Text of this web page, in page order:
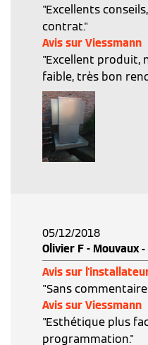
"Excellents
contrat."
Avis sur Viessmann
"Excellent produit,
faible, très bon
05/12/2018
Olivier F - Mouvaux -
Avis sur
"Sans
Avis sur Viessmann
"Esthétique plus
programmation."